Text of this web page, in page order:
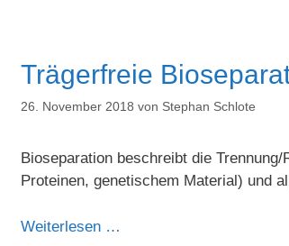
Trägerfreie
26. November 2018 von Stephan Schlote
Bioseparation beschreibt die
Proteinen, genetischem Material) und
Weiterlesen …